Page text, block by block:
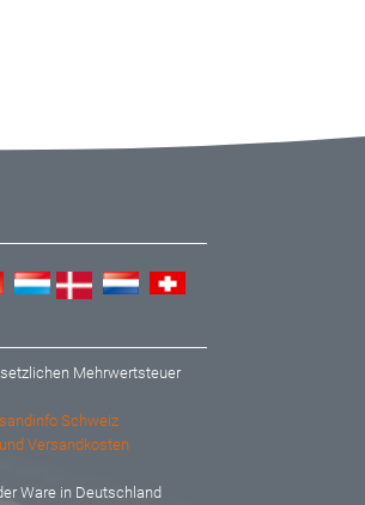
Mehrwertsteuer
Schweiz
Versandkosten
Ware in Deutschland